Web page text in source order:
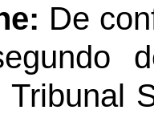
De
Tribunal